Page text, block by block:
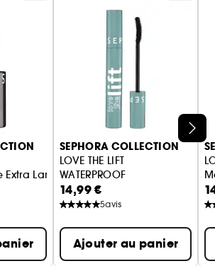
produits
Large Immédiat (Format Voyage)
SEPHORA COLLECTION
LOVE THE LIFT
WATERPROOF
Mascara courbe instantanée
14,99 €
5avis
Ajouter au panier